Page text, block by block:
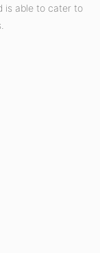
is able to cater to